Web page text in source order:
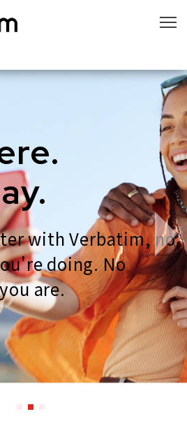
with Verbatim, no
doing. No
are.